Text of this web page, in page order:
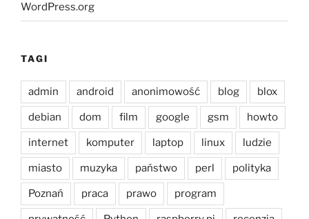
WordPress.org
TAGI
admin android anonimowość blog blox
debian dom film google gsm howto
internet komputer laptop linux ludzie
miasto muzyka państwo perl polityka
Poznań praca prawo program